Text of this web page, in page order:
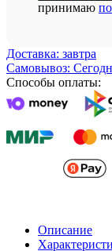
принимаю
Доставка: завтра
Самовывоз:
Способы оплаты:
Описание